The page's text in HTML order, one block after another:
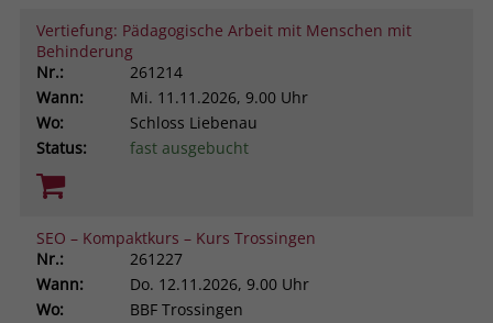
Vertiefung: Pädagogische Arbeit mit Menschen mit
Behinderung
Nr.:
261214
Wann:
Mi. 11.11.2026, 9.00 Uhr
Wo:
Schloss Liebenau
Status:
fast ausgebucht
SEO – Kompaktkurs – Kurs Trossingen
Nr.:
261227
Wann:
Do. 12.11.2026, 9.00 Uhr
Wo:
BBF Trossingen